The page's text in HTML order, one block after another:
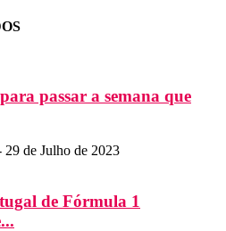
passar a semana que
29 de Julho de 2023
de Fórmula 1